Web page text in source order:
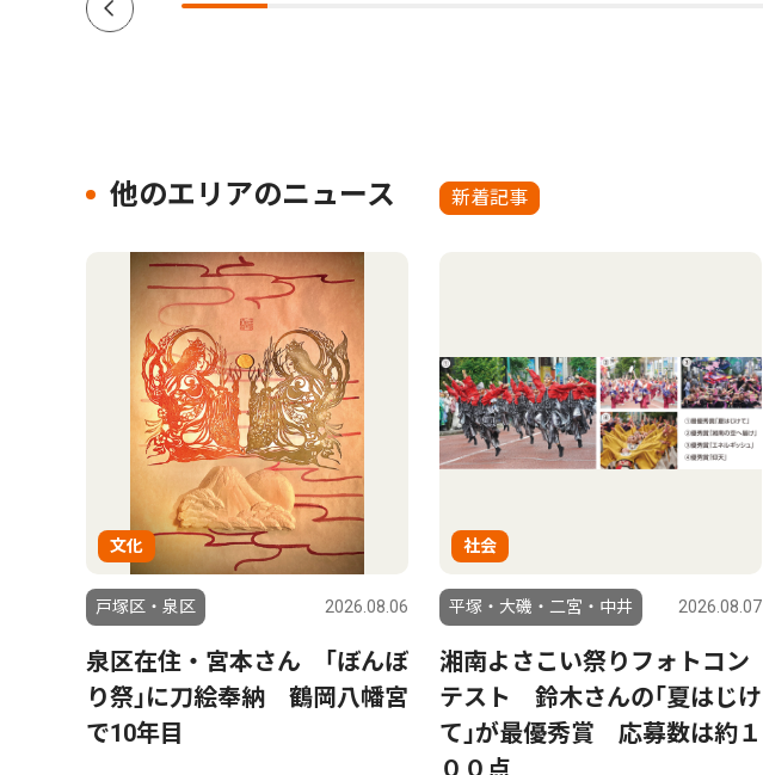
他のエリアのニュース 新着記事
文化
戸塚区・泉区 2026.08.06
泉区在住・宮本さん ｢ぼんぼ
り祭｣に刀絵奉納 鶴岡八幡宮
で10年目
社会
平塚・大磯・二宮・中井 2026.08.07
湘南よさこい祭りフォトコン
テスト 鈴木さんの｢夏はじけ
て｣が最優秀賞 応募数は約１
００点